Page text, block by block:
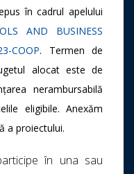
în cadrul apelului
AND BUSINESS
COOP. Termen de
alocat este de
nerambursabilă
eligibile. Anexăm
a proiectului.
în una sau